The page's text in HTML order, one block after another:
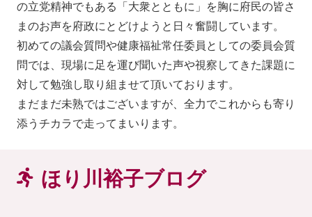
の立党精神でもある「大衆とともに」を胸に府民の皆さ
まのお声を府政にとどけようと日々奮闘しています。
初めての議会質問や健康福祉常任委員としての委員会質
問では、現場に足を運び聞いた声や視察してきた課題に
対して勉強し取り組ませて頂いております。
まだまだ未熟ではございますが、全力でこれからも寄り
添うチカラで走ってまいります。
ほり川裕子ブログ